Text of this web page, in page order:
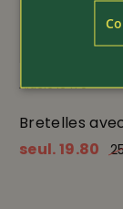
Article 19470
Bretelles
seul. 19.80